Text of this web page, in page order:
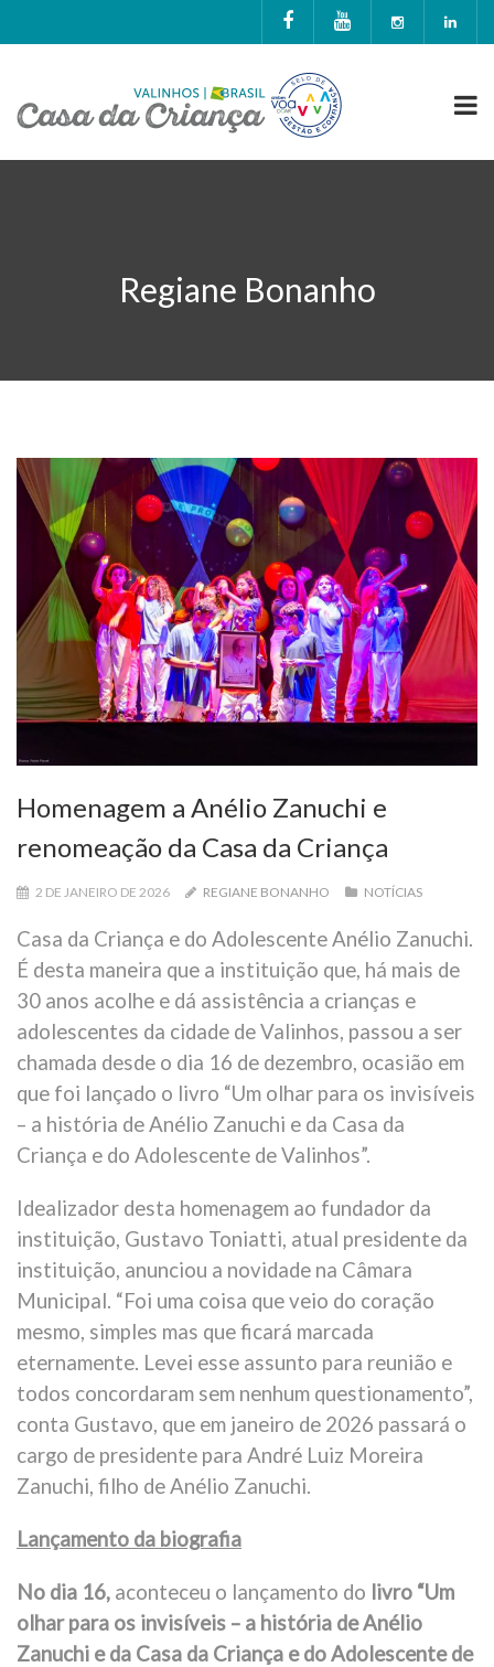
Regiane Bonanho
Homenagem a Anélio Zanuchi e
renomeação da Casa da Criança
2 DE JANEIRO DE 2026 REGIANE BONANHO NOTÍCIAS
Casa da Criança e do Adolescente Anélio Zanuchi.
É desta maneira que a instituição que, há mais de
30 anos acolhe e dá assistência a crianças e
adolescentes da cidade de Valinhos, passou a ser
chamada desde o dia 16 de dezembro, ocasião em
que foi lançado o livro “Um olhar para os invisíveis
– a história de Anélio Zanuchi e da Casa da
Criança e do Adolescente de Valinhos”.
Idealizador desta homenagem ao fundador da
instituição, Gustavo Toniatti, atual presidente da
instituição, anunciou a novidade na Câmara
Municipal. “Foi uma coisa que veio do coração
mesmo, simples mas que ficará marcada
eternamente. Levei esse assunto para reunião e
todos concordaram sem nenhum questionamento”,
conta Gustavo, que em janeiro de 2026 passará o
cargo de presidente para André Luiz Moreira
Zanuchi, filho de Anélio Zanuchi.
Lançamento da biografia
No dia 16, aconteceu o lançamento do livro “Um
olhar para os invisíveis – a história de Anélio
Zanuchi e da Casa da Criança e do Adolescente de